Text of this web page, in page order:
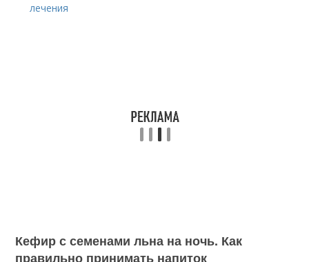
лечения
Кефир с семенами льна на ночь. Как
правильно принимать напиток